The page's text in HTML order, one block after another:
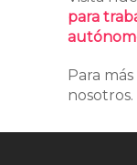
para
Para
nosotros.